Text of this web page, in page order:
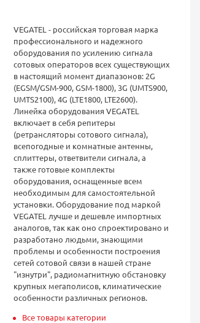
VEGATEL - российская торговая марка
профессионального и надежного
оборудования по усилению сигнала
сотовых операторов всех существующих
в настоящий момент диапазонов: 2G
(EGSM/GSM-900, GSM-1800), 3G (UMTS900,
UMTS2100), 4G (LTE1800, LTE2600).
Линейка оборудования VEGATEL
включает в себя репитеры
(ретрансляторы сотового сигнала),
всепогодные и комнатные антенны,
сплиттеры, ответвители сигнала, а
также готовые комплекты
оборудования, оснащенные всем
необходимым для самостоятельной
установки. Оборудование под маркой
VEGATEL лучше и дешевле импортных
аналогов, так как оно спроектировано и
разработано людьми, знающими
проблемы и особенности построения
сетей сотовой связи в нашей стране
"изнутри", радиомагнитную обстановку
крупных мегаполисов, климатические
особенности различных регионов.
Все товары категории